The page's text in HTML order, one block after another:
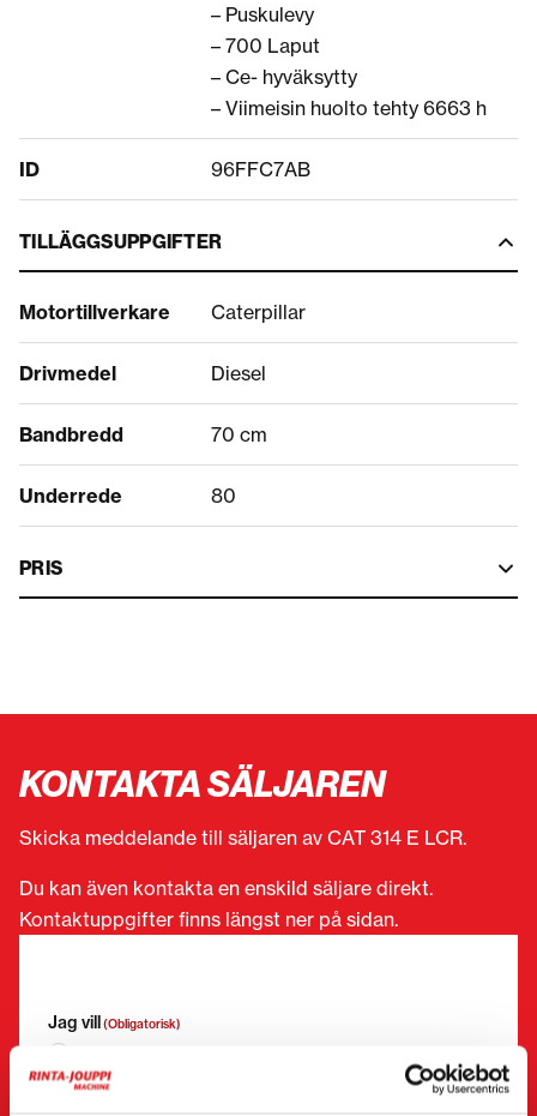
– Puskulevy
– 700 Laput
– Ce- hyväksytty
– Viimeisin huolto tehty 6663 h
ID 96FFC7AB
TILLÄGGSUPPGIFTER
Motortillverkare Caterpillar
Drivmedel Diesel
Bandbredd 70 cm
Underrede 80
PRIS
KONTAKTA SÄLJAREN
Skicka meddelande till säljaren av CAT 314 E LCR.
Du kan även kontakta en enskild säljare direkt.
Kontaktuppgifter finns längst ner på sidan.
Jag vill(Obligatorisk)
Hyra